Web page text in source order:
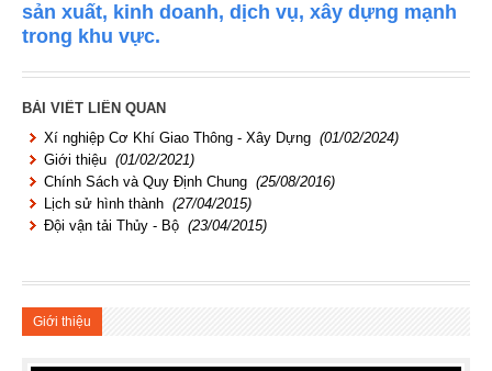
sản xuất, kinh doanh, dịch vụ, xây dựng mạnh
trong khu vực.
BÀI VIẾT LIÊN QUAN
Xí nghiệp Cơ Khí Giao Thông - Xây Dựng (01/02/2024)
Giới thiệu (01/02/2021)
Chính Sách và Quy Định Chung (25/08/2016)
Lịch sử hình thành (27/04/2015)
Đội vận tải Thủy - Bộ (23/04/2015)
Giới thiệu